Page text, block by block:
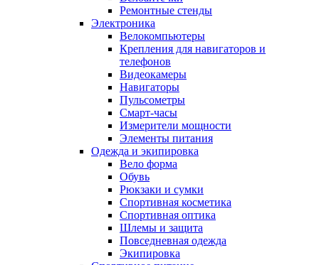
Ремонтные стенды
Электроника
Велокомпьютеры
Крепления для навигаторов и
телефонов
Видеокамеры
Навигаторы
Пульсометры
Смарт-часы
Измерители мощности
Элементы питания
Одежда и экипировка
Вело форма
Обувь
Рюкзаки и сумки
Спортивная косметика
Спортивная оптика
Шлемы и защита
Повседневная одежда
Экипировка